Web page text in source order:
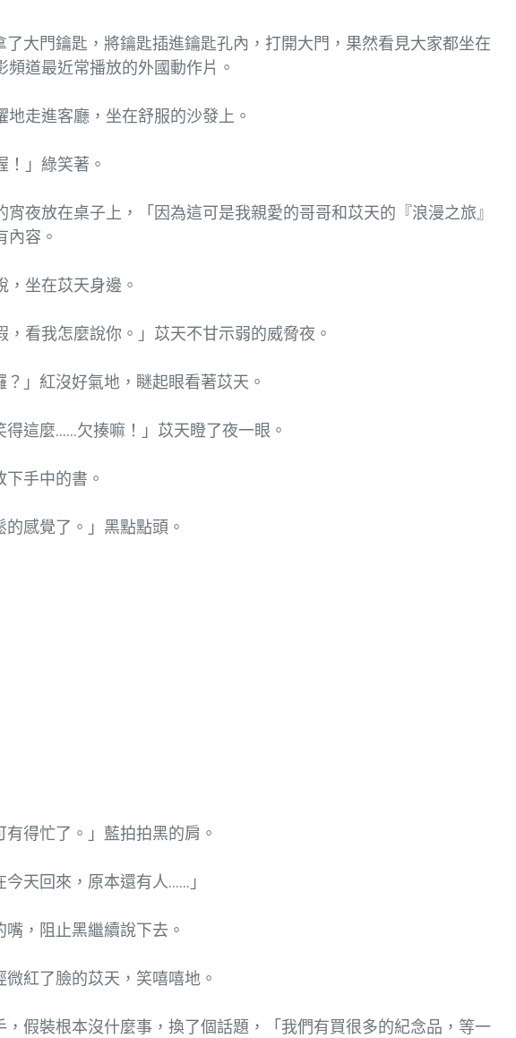
大門鑰匙，將鑰匙插進鑰匙孔內，打開大門，果然看見大家都坐在
道最近常播放的外國動作片。
地走進客廳，坐在舒服的沙發上。
！」綠笑著。
宵夜放在桌子上，「因為這可是我親愛的哥哥和苡天的『浪漫之旅』
內容。
，坐在苡天身邊。
，看我怎麼說你。」苡天不甘示弱的威脅夜。
」紅沒好氣地，瞇起眼看著苡天。
這麼……欠揍嘛！」苡天瞪了夜一眼。
手中的書。
感覺了。」黑點點頭。
得忙了。」藍拍拍黑的肩。
天回來，原本還有人……」
，阻止黑繼續說下去。
紅了臉的苡天，笑嘻嘻地。
假裝根本沒什麼事，換了個話題，「我們有買很多的紀念品，等一